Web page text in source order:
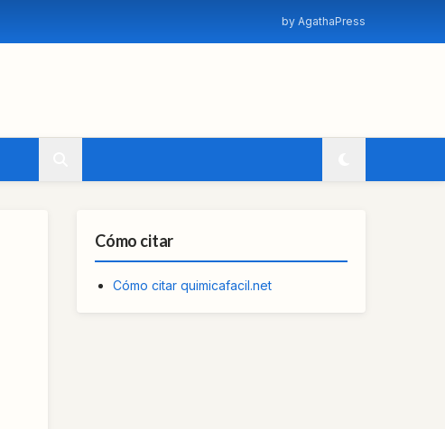
by AgathaPress
Cómo citar
Cómo citar quimicafacil.net